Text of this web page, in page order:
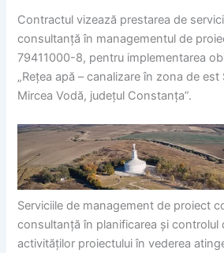
Contractul vizează prestarea de
consultanță în managementul de
79411000-8, pentru implementarea
„Rețea apă – canalizare în zona de
Mircea Vodă, județul Constanța”.
Serviciile de management de proiect
consultanță în planificarea și controlul
activităților proiectului în vederea